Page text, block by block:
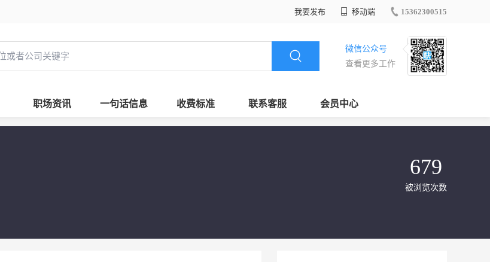
我要发布 移动端 15362300515
微信公众号
查看更多工作
职场资讯 一句话信息 收费标准 联系客服 会员中心
679
被浏览次数